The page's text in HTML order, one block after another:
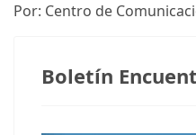
Por: Centro de
Boletín